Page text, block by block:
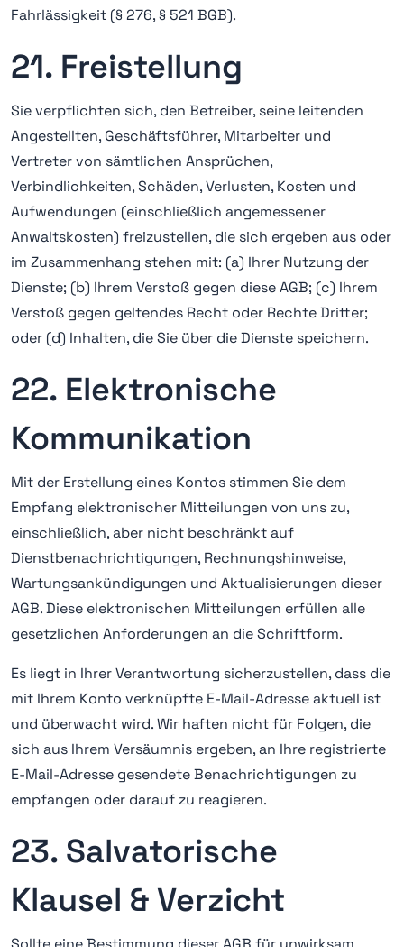
Fahrlässigkeit (§ 276, § 521 BGB).
21. Freistellung
Sie verpflichten sich, den Betreiber, seine leitenden
Angestellten, Geschäftsführer, Mitarbeiter und
Vertreter von sämtlichen Ansprüchen,
Verbindlichkeiten, Schäden, Verlusten, Kosten und
Aufwendungen (einschließlich angemessener
Anwaltskosten) freizustellen, die sich ergeben aus oder
im Zusammenhang stehen mit: (a) Ihrer Nutzung der
Dienste; (b) Ihrem Verstoß gegen diese AGB; (c) Ihrem
Verstoß gegen geltendes Recht oder Rechte Dritter;
oder (d) Inhalten, die Sie über die Dienste speichern.
22. Elektronische
Kommunikation
Mit der Erstellung eines Kontos stimmen Sie dem
Empfang elektronischer Mitteilungen von uns zu,
einschließlich, aber nicht beschränkt auf
Dienstbenachrichtigungen, Rechnungshinweise,
Wartungsankündigungen und Aktualisierungen dieser
AGB. Diese elektronischen Mitteilungen erfüllen alle
gesetzlichen Anforderungen an die Schriftform.
Es liegt in Ihrer Verantwortung sicherzustellen, dass die
mit Ihrem Konto verknüpfte E-Mail-Adresse aktuell ist
und überwacht wird. Wir haften nicht für Folgen, die
sich aus Ihrem Versäumnis ergeben, an Ihre registrierte
E-Mail-Adresse gesendete Benachrichtigungen zu
empfangen oder darauf zu reagieren.
23. Salvatorische
Klausel & Verzicht